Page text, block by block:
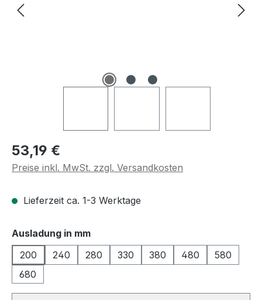
Regulärer Preis:
53,19 €
Preise inkl. MwSt. zzgl. Versandkosten
Lieferzeit ca. 1-3 Werktage
Ausladung in mmauswählen
200
240 280 330 380 480
580
680